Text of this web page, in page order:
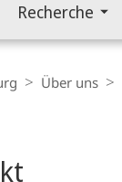
Recherche
Über uns